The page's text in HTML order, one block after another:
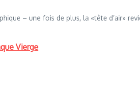
– une fois de plus, la «tête d’air»
Vierge